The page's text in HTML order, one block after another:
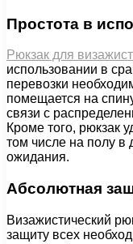
Простота в
Рюкзак для
использовании в
перевозки
помещается на
связи с
Кроме того, рюкзак
том числе на полу в
ожидания.
Абсолютная
Визажистический
защиту всех